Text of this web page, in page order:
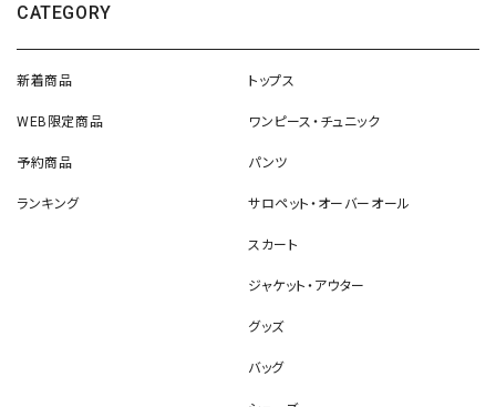
CATEGORY
新着商品
WEB限定商品
予約商品
ランキング
トップス
ワンピース・チュニック
パンツ
サロペット・オーバーオール
スカート
ジャケット・アウター
グッズ
バッグ